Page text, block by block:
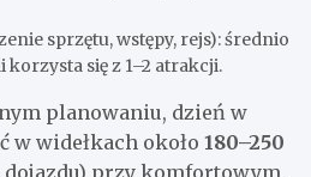
sprzętu, wstępy, rejs): średnio
korzysta się z 1–2 atrakcji.
planowaniu, dzień w
w widełkach około 180–250
dojazdu) przy komfortowym,